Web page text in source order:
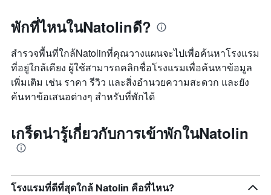
พักที่ไหนในNatolinดี?
สำรวจพื้นที่ใกล้Natolinที่คุณวางแผนจะไปเพื่อค้นหาโรงแรม
ที่อยู่ใกล้เคียง ผู้ใช้สามารถคลิกชื่อโรงแรมเพื่อค้นหาข้อมูล
เพิ่มเติม เช่น ราคา รีวิว และสิ่งอำนวยความสะดวก และยัง
ค้นหาข้อเสนอต่างๆ สำหรับที่พักได้
เกร็ดน่ารู้เกี่ยวกับการเข้าพักในNatolin
โรงแรมที่ดีที่สุดใกล้ Natolin คือที่ไหน?